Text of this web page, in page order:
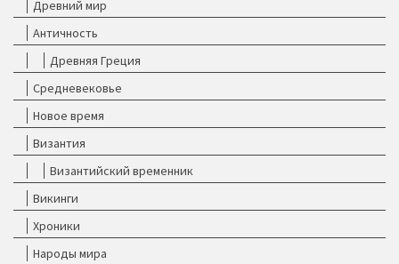
Древний мир
Античность
Древняя Греция
Средневековье
Новое время
Византия
Византийский временник
Викинги
Хроники
Народы мира